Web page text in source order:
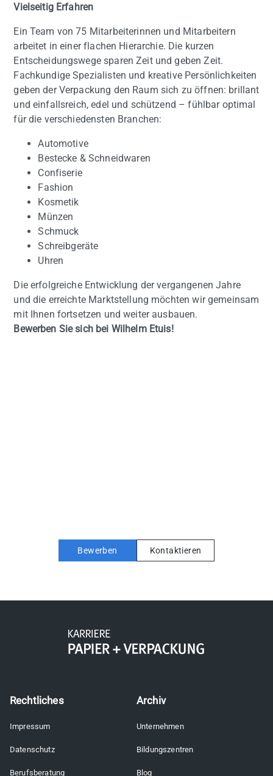
Vielseitig Erfahren
Ein Team von 75 Mitarbeiterinnen und Mitarbeitern
arbeitet in einer flachen Hierarchie. Die kurzen
Entscheidungswege sparen Zeit und geben Zeit.
Fachkundige Spezialisten und kreative Persönlichkeiten
geben der Verpackung den Raum sich zu öffnen: brillant
und einfallsreich, edel und schützend – fühlbar optimal
für die verschiedensten Branchen:
Automotive
Bestecke & Schneidwaren
Confiserie
Fashion
Kosmetik
Münzen
Schmuck
Schreibgeräte
Uhren
Die erfolgreiche Entwicklung der vergangenen Jahre
und die erreichte Marktstellung möchten wir gemeinsam
mit Ihnen fortsetzen und weiter ausbauen.
Bewerben Sie sich bei Wilhelm Etuis!
Bewerben Kontaktieren
Rechtliches
Impressum
Datenschutz
Berufsberatung
Archiv
Unternehmen
Bildungszentren
Blog